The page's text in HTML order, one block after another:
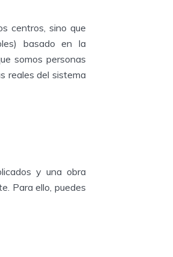
centros, sino que
basado en la
somos personas
reales del sistema
y una obra
Para ello, puedes